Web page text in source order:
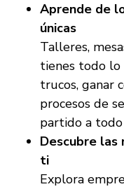
Aprende de
únicas
Talleres,
tienes todo lo
trucos, ganar
procesos de
partido a
Descubre las
ti
Explora